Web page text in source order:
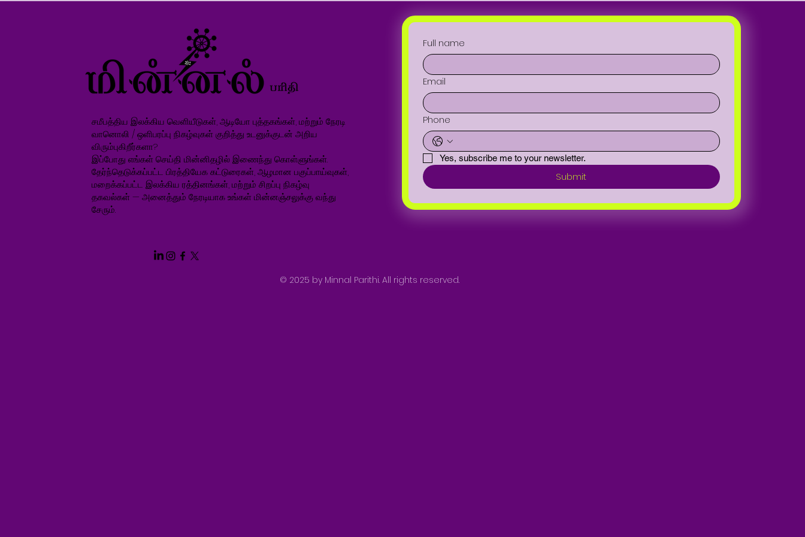
சமீபத்திய இலக்கிய வெளியீடுகள், ஆடியோ புத்தகங்கள், மற்றும் நேரடி
வானொலி / ஒளிபரப்பு நிகழ்வுகள் குறித்து உடனுக்குடன் அறிய
விரும்புகிறீர்களா?
இப்போது எங்கள் செய்தி மின்னிதழில் இணைந்து கொள்ளுங்கள்.
தேர்ந்தெடுக்கப்பட்ட பிரத்தியேக கட்டுரைகள், ஆழமான பகுப்பாய்வுகள்,
மறைக்கப்பட்ட இலக்கிய ரத்தினங்கள், மற்றும் சிறப்பு நிகழ்வு
தகவல்கள் — அனைத்தும் நேரடியாக உங்கள் மின்னஞ்சலுக்கு வந்து
சேரும்.
Full name
Email
Phone
Yes, subscribe me to your newsletter.
Submit
© 2025 by Minnal Parithi. All rights reserved.